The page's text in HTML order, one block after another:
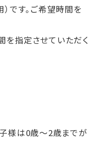
です。ご希望時間を
指定させていただく
様は0歳～2歳までが